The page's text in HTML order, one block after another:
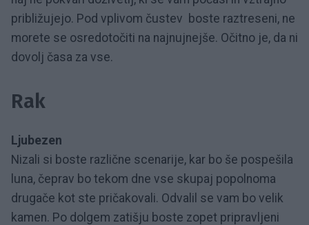
približujejo. Pod vplivom čustev boste raztreseni, ne
morete se osredotočiti na najnujnejše. Očitno je, da ni
dovolj časa za vse.
Rak
Ljubezen
Nizali si boste različne scenarije, kar bo še pospešila
luna, čeprav bo tekom dne vse skupaj popolnoma
drugače kot ste pričakovali. Odvalil se vam bo velik
kamen. Po dolgem zatišju boste zopet pripravljeni